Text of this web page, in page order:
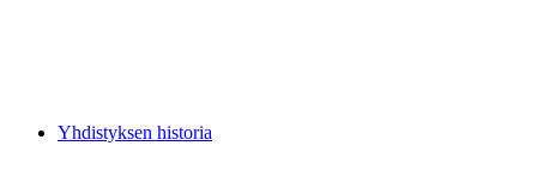
Yhdistyksen historia